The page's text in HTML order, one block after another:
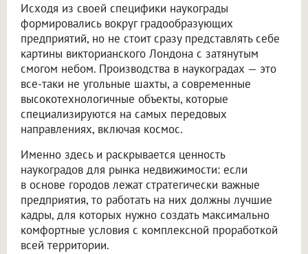
Исходя из своей специфики наукограды
формировались вокруг градообразующих
предприятий, но не стоит сразу представлять себе
картины викторианского Лондона с затянутым
смогом небом. Производства в наукоградах — это
все-таки не угольные шахты, а современные
высокотехнологичные объекты, которые
специализируются на самых передовых
направлениях, включая космос.
Именно здесь и раскрывается ценность
наукоградов для рынка недвижимости: если
в основе городов лежат стратегически важные
предприятия, то работать на них должны лучшие
кадры, для которых нужно создать максимально
комфортные условия с комплексной проработкой
всей территории.